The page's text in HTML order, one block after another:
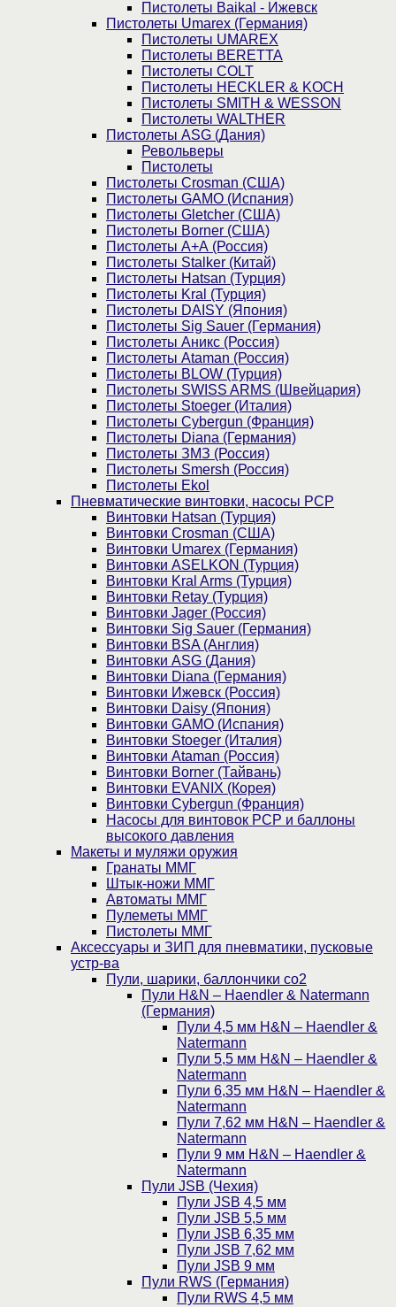
Пистолеты Baikal - Ижевск
Пистолеты Umarex (Германия)
Пистолеты UMAREX
Пистолеты BERETTA
Пистолеты COLT
Пистолеты HECKLER & KOCH
Пистолеты SMITH & WESSON
Пистолеты WALTHER
Пистолеты ASG (Дания)
Револьверы
Пистолеты
Пистолеты Crosman (США)
Пистолеты GAMO (Испания)
Пистолеты Gletcher (США)
Пистолеты Borner (США)
Пистолеты А+А (Россия)
Пистолеты Stalker (Китай)
Пистолеты Hatsan (Турция)
Пистолеты Kral (Турция)
Пистолеты DAISY (Япония)
Пистолеты Sig Sauer (Германия)
Пистолеты Аникс (Россия)
Пистолеты Ataman (Россия)
Пистолеты BLOW (Турция)
Пистолеты SWISS ARMS (Швейцария)
Пистолеты Stoeger (Италия)
Пистолеты Cybergun (Франция)
Пистолеты Diana (Германия)
Пистолеты ЗМЗ (Россия)
Пистолеты Smersh (Россия)
Пистолеты Ekol
Пневматические винтовки, насосы PCP
Винтовки Hatsan (Турция)
Винтовки Crosman (США)
Винтовки Umarex (Германия)
Винтовки ASELKON (Турция)
Винтовки Kral Arms (Турция)
Винтовки Retay (Турция)
Винтовки Jager (Россия)
Винтовки Sig Sauer (Германия)
Винтовки BSA (Англия)
Винтовки ASG (Дания)
Винтовки Diana (Германия)
Винтовки Ижевск (Россия)
Винтовки Daisy (Япония)
Винтовки GAMO (Испания)
Винтовки Stoeger (Италия)
Винтовки Ataman (Россия)
Винтовки Borner (Тайвань)
Винтовки EVANIX (Корея)
Винтовки Cybergun (Франция)
Насосы для винтовок PCP и баллоны
высокого давления
Макеты и муляжи оружия
Гранаты ММГ
Штык-ножи ММГ
Автоматы ММГ
Пулеметы ММГ
Пистолеты ММГ
Аксессуары и ЗИП для пневматики, пусковые
устр-ва
Пули, шарики, баллончики со2
Пули H&N – Haendler & Natermann
(Германия)
Пули 4,5 мм H&N – Haendler &
Natermann
Пули 5,5 мм H&N – Haendler &
Natermann
Пули 6,35 мм H&N – Haendler &
Natermann
Пули 7,62 мм H&N – Haendler &
Natermann
Пули 9 мм H&N – Haendler &
Natermann
Пули JSB (Чехия)
Пули JSB 4,5 мм
Пули JSB 5,5 мм
Пули JSB 6,35 мм
Пули JSB 7,62 мм
Пули JSB 9 мм
Пули RWS (Германия)
Пули RWS 4,5 мм